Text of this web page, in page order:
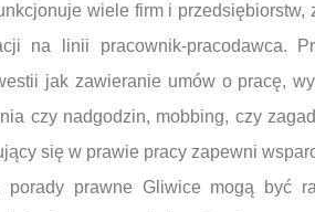
wiele firm i
na linii pracownik-pracodawca.
jak zawieranie umów o pracę,
czy nadgodzin, mobbing, czy
się w prawie pracy zapewni
porady prawne Gliwice mogą być